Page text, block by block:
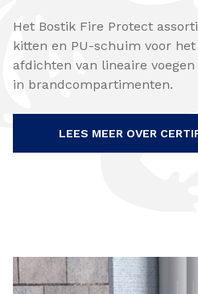
Het Bostik Fire Protect
kitten en PU-schuim voor
afdichten van lineaire
in brandcompartimenten.
LEES MEER OVER